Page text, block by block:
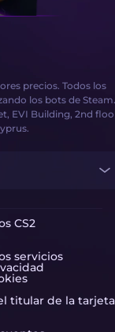
precios. Todos los
los bots de Steam.
EVI Building, 2nd
CS2
servicios
titular de la tarjeta